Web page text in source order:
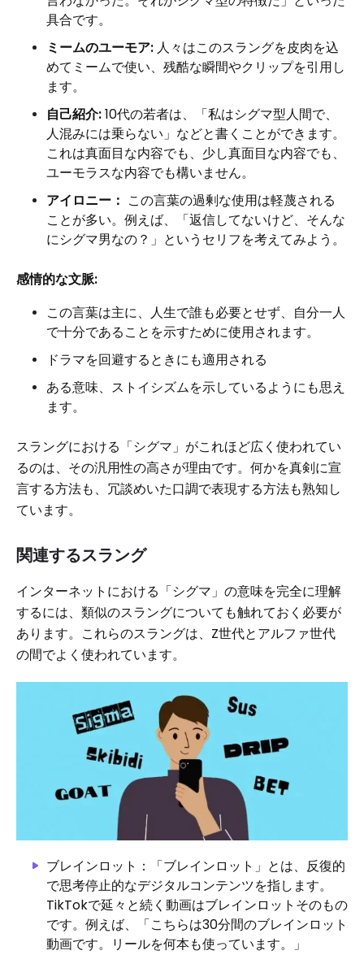
具合です。
ミームのユーモア: 人々はこのスラングを皮肉を込
めてミームで使い、残酷な瞬間やクリップを引用し
ます。
自己紹介:10代の若者は、「私はシグマ型人間で、
人混みには乗らない」などと書くことができます。
これは真面目な内容でも、少し真面目な内容でも、
ユーモラスな内容でも構いません。
アイロニー： この言葉の過剰な使用は軽蔑される
ことが多い。例えば、「返信してないけど、そんな
にシグマ男なの？」というセリフを考えてみよう。
感情的な文脈:
この言葉は主に、人生で誰も必要とせず、自分一人
で十分であることを示すために使用されます。
ドラマを回避するときにも適用される
ある意味、ストイシズムを示しているようにも思え
ます。
スラングにおける「シグマ」がこれほど広く使われてい
るのは、その汎用性の高さが理由です。何かを真剣に宣
言する方法も、冗談めいた口調で表現する方法も熟知し
ています。
関連するスラング
インターネットにおける「シグマ」の意味を完全に理解
するには、類似のスラングについても触れておく必要が
あります。これらのスラングは、Z世代とアルファ世代
の間でよく使われています。
ブレインロット：「ブレインロット」とは、反復的
で思考停止的なデジタルコンテンツを指します。
TikTokで延々と続く動画はブレインロットそのもの
です。例えば、「こちらは30分間のブレインロット
動画です。リールを何本も使っています。」